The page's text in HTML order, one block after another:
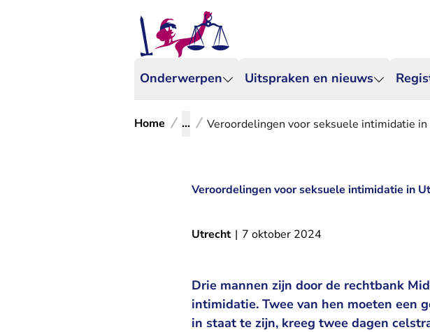
Onderwerpen Uitspraken en nieuws
Home ... Veroordelingen voor seksuele intimidatie
Veroordelingen voor seksuele intimidatie in
Utrecht | 7 oktober 2024
Drie mannen zijn door de rechtbank
intimidatie. Twee van hen moeten een
in staat te zijn, kreeg twee dagen